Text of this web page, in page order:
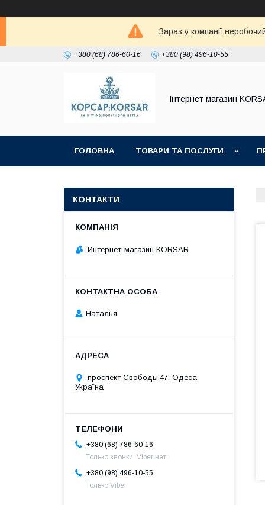
Зараз у компанії
+380 (68) 786-60-16 +380 (98) 496-10-55
Iнтернет магазин
ГОЛОВНА ТОВАРИ ТА ПОСЛУГИ
КОНТАКТИ
Интернет-магазин KORSAR
Наталья
проспект Свободы,47, Одеса,
Україна
+380 (68) 786-60-16
Только звонки. Viber нет.
+380 (98) 496-10-55
Только Viber